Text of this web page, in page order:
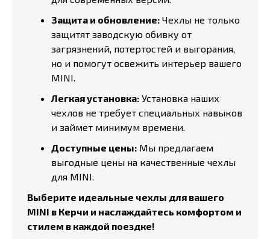
Защита и обновление: Чехлы не только
защитят заводскую обивку от
загрязнений, потертостей и выгорания,
но и помогут освежить интерьер вашего
MINI.
Легкая установка: Установка наших
чехлов не требует специальных навыков
и займет минимум времени.
Доступные цены: Мы предлагаем
выгодные цены на качественные чехлы
для MINI.
Выберите идеальные чехлы для вашего
MINI в Керчи и наслаждайтесь комфортом и
стилем в каждой поездке!